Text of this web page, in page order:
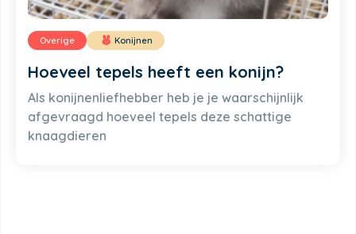
Overige Konijnen
Hoeveel tepels heeft een konijn?
Als konijnenliefhebber heb je je waarschijnlijk
afgevraagd hoeveel tepels deze schattige
knaagdieren